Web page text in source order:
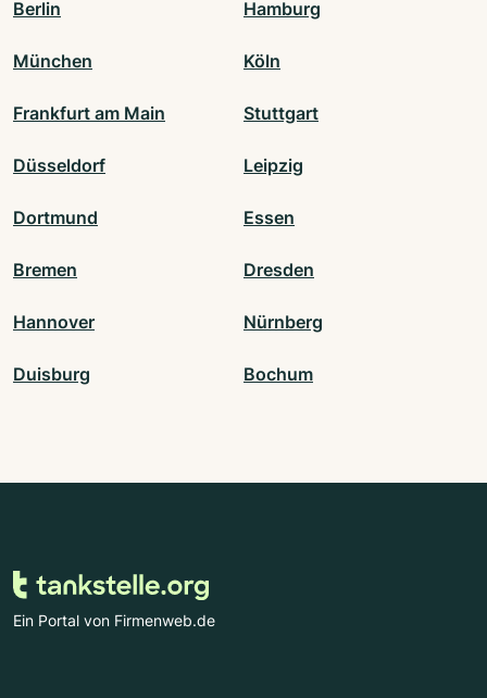
Berlin Hamburg
München Köln
Frankfurt am Main Stuttgart
Düsseldorf Leipzig
Dortmund Essen
Bremen Dresden
Hannover Nürnberg
Duisburg Bochum
Ein Portal von Firmenweb.de